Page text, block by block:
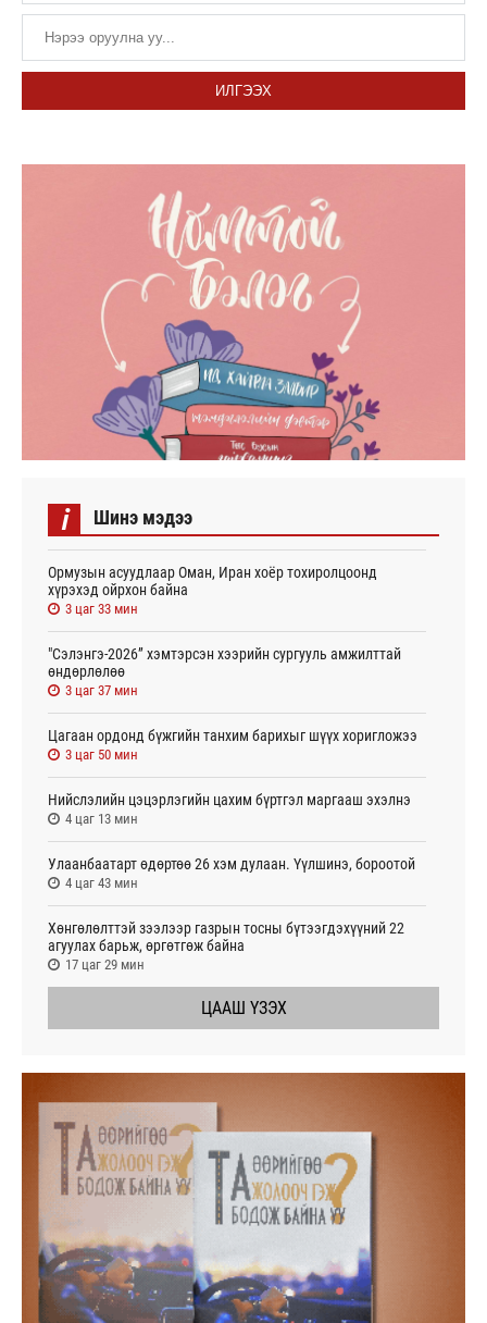
ИЛГЭЭХ
i Шинэ мэдээ
Ормузын асуудлаар Оман, Иран хоёр тохиролцоонд
хүрэхэд ойрхон байна
3 цаг 33 мин
"Сэлэнгэ-2026” хэмтэрсэн хээрийн сургууль амжилттай
өндөрлөлөө
3 цаг 37 мин
Цагаан ордонд бүжгийн танхим барихыг шүүх хоригложээ
3 цаг 50 мин
Нийслэлийн цэцэрлэгийн цахим бүртгэл маргааш эхэлнэ
4 цаг 13 мин
Улаанбаатарт өдөртөө 26 хэм дулаан. Үүлшинэ, бороотой
4 цаг 43 мин
Хөнгөлөлттэй зээлээр газрын тосны бүтээгдэхүүний 22
агуулах барьж, өргөтгөж байна
17 цаг 29 мин
ЦААШ ҮЗЭХ